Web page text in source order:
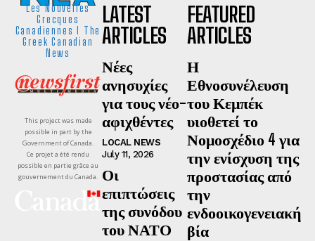
Les Nouvelles
Grecques
Canadiennes I The
Greek Canadian
News
This project was made
possible in part by the
Government of Canada.
Ce projet a été rendu
possible en partie grâce au
gouvernement du Canada.
LATEST
ARTICLES
Νέες
ανησυχίες
για τους νέο-
αφιχθέντες
LOCAL NEWS
July 11, 2026
Οι
επιπτώσεις
της συνόδου
του ΝΑΤΟ
FEATURED
ARTICLES
Η
Εθνοσυνέλευση
του Κεμπέκ
υιοθετεί το
Νομοσχέδιο 4 για
την ενίσχυση της
προστασίας από
την
ενδοοικογενειακή
βία